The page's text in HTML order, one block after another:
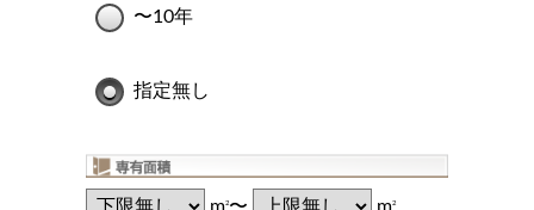
〜10年
指定無し
m2〜 m2